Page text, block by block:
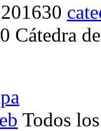
Cátedra
Todos